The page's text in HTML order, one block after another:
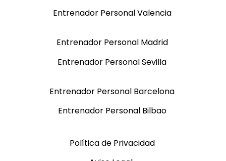
Entrenador Personal Valencia
Entrenador Personal Madrid
Entrenador Personal Sevilla
Entrenador Personal Barcelona
Entrenador Personal Bilbao
Política de Privacidad